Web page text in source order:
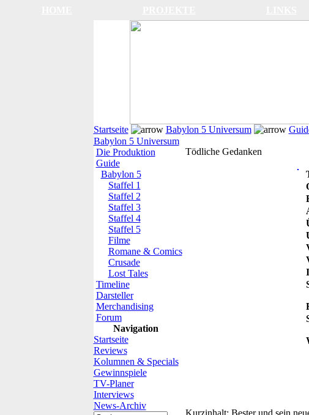
Startseite Babylon 5 Universum
Babylon 5 Universum
Die Produktion
Guide
Babylon 5
Staffel 1
Staffel 2
Staffel 3
Staffel 4
Staffel 5
Filme
Romane & Comics
Crusade
Lost Tales
Timeline
Darsteller
Merchandising
Forum
Navigation
Startseite
Reviews
Kolumnen & Specials
Gewinnspiele
TV-Planer
Interviews
News-Archiv
Tödliche Gedanken
Kurzinhalt: Bester und sein